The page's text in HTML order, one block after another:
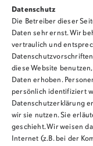
Datenschutz
Die Betreiber dieser
Daten sehr ernst. Wir
vertraulich und
diese Website
Daten erhoben.
persönlich identifiziert
Datenschutzerklärung
wir sie nutzen. Sie
geschieht. Wir weisen
Internet (z.B. bei der